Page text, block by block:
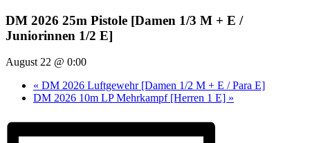
DM 2026 25m Pistole [Damen 1/3 M + E /
Juniorinnen 1/2 E]
August 22 @ 0:00
« DM 2026 Luftgewehr [Damen 1/2 M + E / Para E]
DM 2026 10m LP Mehrkampf [Herren 1 E] »